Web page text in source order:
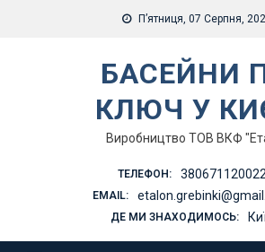
П’ятниця, 07 Серпня,
БАСЕЙНИ
КЛЮЧ У
Виробництво ТОВ ВКФ
ТЕЛЕФОН: 380671120022
EMAIL:
ДЕ МИ ЗНАХОДИМОСЬ: